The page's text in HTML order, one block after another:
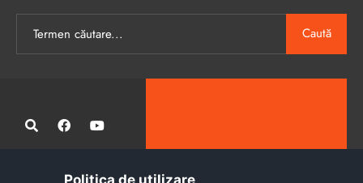
Caută
Politica de utilizare